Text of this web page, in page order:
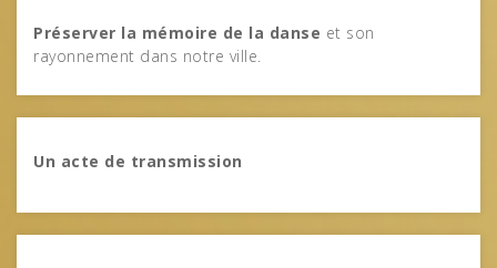
Préserver la mémoire de la danse et son
rayonnement dans notre ville.
Un acte de transmission